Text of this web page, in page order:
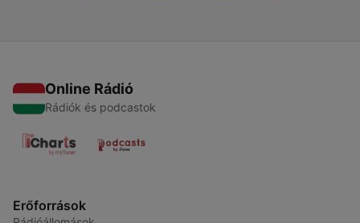
Online Rádió
Rádiók és podcastok
Erőforrások